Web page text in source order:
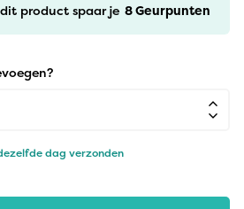
product spaar je 8Geurpunten
dag verzonden